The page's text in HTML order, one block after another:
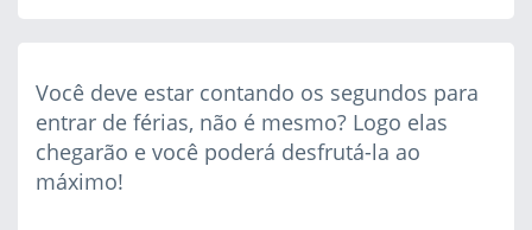
Você deve estar contando os segundos para
entrar de férias, não é mesmo? Logo elas
chegarão e você poderá desfrutá-la ao
máximo!